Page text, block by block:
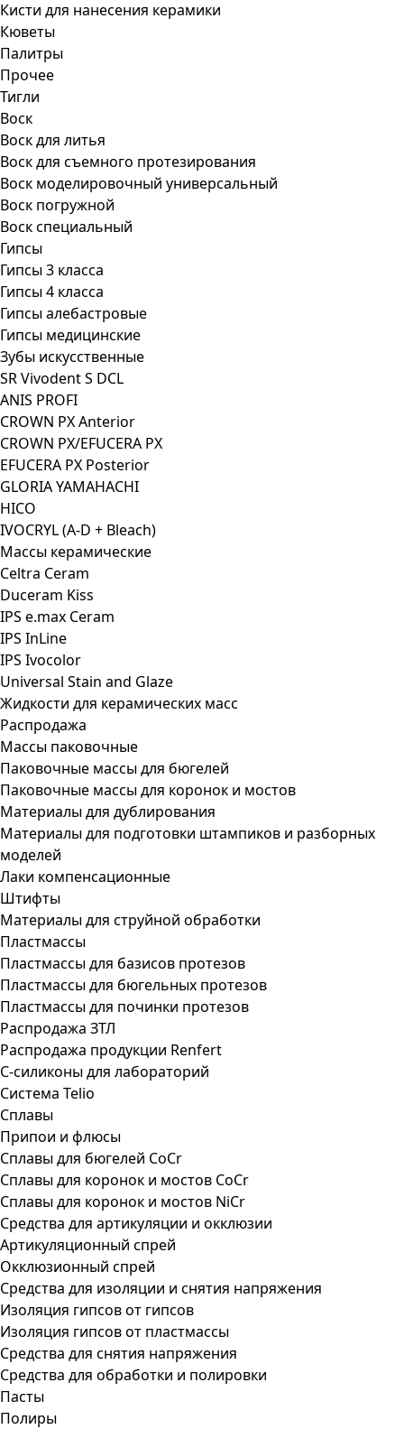
Кисти для нанесения керамики
Кюветы
Палитры
Прочее
Тигли
Воск
Воск для литья
Воск для съемного протезирования
Воск моделировочный универсальный
Воск погружной
Воск специальный
Гипсы
Гипсы 3 класса
Гипсы 4 класса
Гипсы алебастровые
Гипсы медицинские
Зубы искусственные
SR Vivodent S DCL
ANIS PROFI
CROWN PX Anterior
CROWN PX/EFUCERA PX
EFUCERA PX Posterior
GLORIA YAMAHACHI
HICO
IVOCRYL (A-D + Bleach)
Массы керамические
Celtra Ceram
Duceram Kiss
IPS e.max Ceram
IPS InLine
IPS Ivocolor
Universal Stain and Glaze
Жидкости для керамических масс
Распродажа
Массы паковочные
Паковочные массы для бюгелей
Паковочные массы для коронок и мостов
Материалы для дублирования
Материалы для подготовки штампиков и разборных
моделей
Лаки компенсационные
Штифты
Материалы для струйной обработки
Пластмассы
Пластмассы для базисов протезов
Пластмассы для бюгельных протезов
Пластмассы для починки протезов
Распродажа ЗТЛ
Распродажа продукции Renfert
С-силиконы для лабораторий
Система Telio
Сплавы
Припои и флюсы
Сплавы для бюгелей CoCr
Сплавы для коронок и мостов CoCr
Сплавы для коронок и мостов NiCr
Средства для артикуляции и окклюзии
Артикуляционный спрей
Окклюзионный спрей
Средства для изоляции и снятия напряжения
Изоляция гипсов от гипсов
Изоляция гипсов от пластмассы
Средства для снятия напряжения
Средства для обработки и полировки
Пасты
Полиры